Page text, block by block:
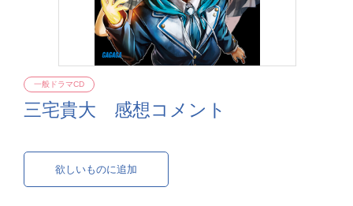
三宅貴大 感想コメント
一般ドラマCD
欲しいものに追加